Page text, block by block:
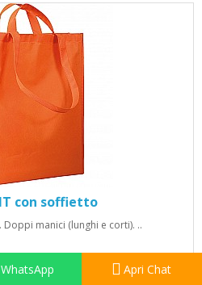
con soffietto
manici (lunghi e corti). ..
WhatsApp Apri Chat